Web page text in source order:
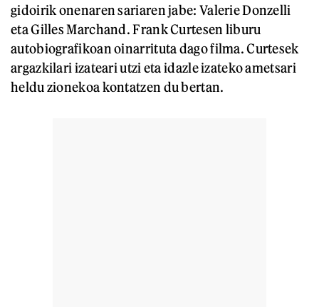
gidoirik onenaren sariaren jabe: Valerie Donzelli
eta Gilles Marchand. Frank Curtesen liburu
autobiografikoan oinarrituta dago filma. Curtesek
argazkilari izateari utzi eta idazle izateko ametsari
heldu zionekoa kontatzen du bertan.